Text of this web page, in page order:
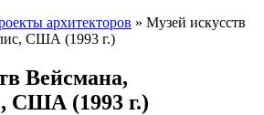
архитекторов » Музей искусств
США (1993 г.)
Вейсмана,
США (1993 г.)